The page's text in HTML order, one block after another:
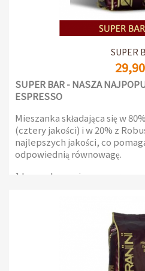
SUPER
SUPER BAR - NASZA
ESPRESSO
Mieszanka składająca się w
(cztery jakości) i w 20% z
najlepszych jakości, co
odpowiednią równowagę.
1 kg opakowanie z zaworem